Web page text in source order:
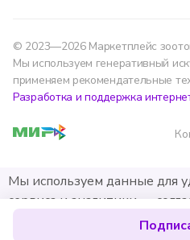
© 2023—2026 Маркетплейс
Мы используем генеративный
применяем рекомендательные
Разработка и поддержка
Мы используем данные для
сервиса и аналитики —